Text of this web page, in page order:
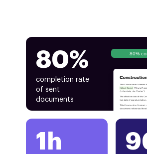
80%
completion rate
of sent
documents
80%
1h